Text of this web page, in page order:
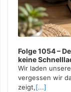
Folge 1054 –
keine
Wir laden
vergessen wir
zeigt,[...]